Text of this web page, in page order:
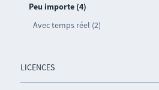
Peu importe (4)
Avec temps réel (2)
LICENCES